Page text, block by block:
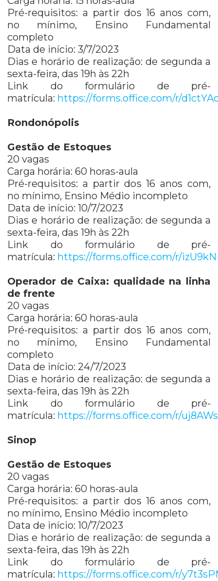
Pré-requisitos: a partir dos 16 anos com,
no mínimo, Ensino Fundamental
completo
Data de início: 3/7/2023
Dias e horário de realização: de segunda a
sexta-feira, das 19h às 22h
Link do formulário de pré-
matrícula: https://forms.office.com/r/
Rondonópolis
Gestão de Estoques
20 vagas
Carga horária: 60 horas-aula
Pré-requisitos: a partir dos 16 anos com,
no mínimo, Ensino Médio incompleto
Data de início: 10/7/2023
Dias e horário de realização: de segunda a
sexta-feira, das 19h às 22h
Link do formulário de pré-
matrícula: https://forms.office.com/r/
Operador de Caixa: qualidade na linha
de frente
20 vagas
Carga horária: 60 horas-aula
Pré-requisitos: a partir dos 16 anos com,
no mínimo, Ensino Fundamental
completo
Data de início: 24/7/2023
Dias e horário de realização: de segunda a
sexta-feira, das 19h às 22h
Link do formulário de pré-
matrícula: https://forms.office.com/r/
Sinop
Gestão de Estoques
20 vagas
Carga horária: 60 horas-aula
Pré-requisitos: a partir dos 16 anos com,
no mínimo, Ensino Médio incompleto
Data de início: 10/7/2023
Dias e horário de realização: de segunda a
sexta-feira, das 19h às 22h
Link do formulário de pré-
matrícula: https://forms.office.com/r/